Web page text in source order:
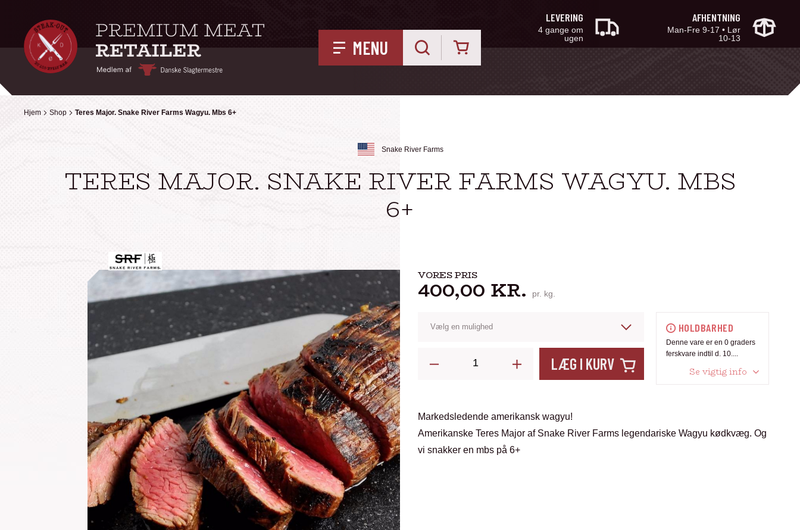
MENU
LEVERING
4 gange om
ugen
AFHENTNING
Man-Fre 9-17 • Lør
10-13
Hjem Shop Teres Major. Snake River Farms Wagyu. Mbs 6+
Hjem Shop Teres Major. Snake River Farms Wagyu. Mbs 6+
Snake River Farms
TERES MAJOR. SNAKE RIVER FARMS WAGYU. MBS
6+
VORES PRIS
400,00 KR. pr. kg.
Farms
Wagyu.
Mbs
LÆG I KURV
HOLDBARHED
Denne vare er en 0 graders
ferskvare indtil d. 10....
Se vigtig info
Markedsledende amerikansk wagyu!
Amerikanske Teres Major af Snake River Farms legendariske Wagyu kødkvæg. Og
vi snakker en mbs på 6+